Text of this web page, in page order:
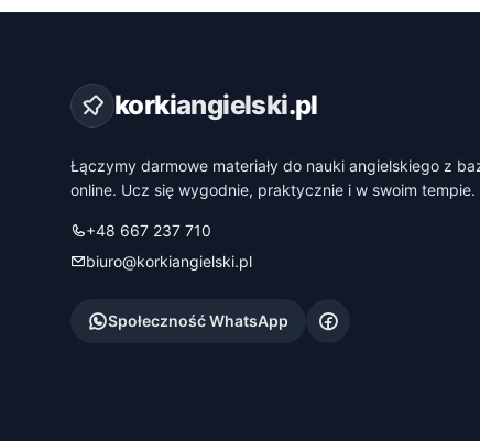
korkiangielski.pl
Łączymy darmowe materiały do nauki angielskiego z
online. Ucz się wygodnie, praktycznie i w swoim tempie.
+48 667 237 710
biuro@korkiangielski.pl
Społeczność WhatsApp